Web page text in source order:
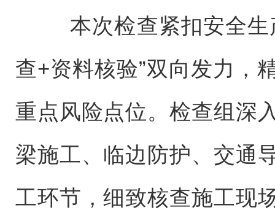
本次检查紧扣安全生
查+资料核验”双向发力，
重点风险点位。检查组深
梁施工、临边防护、交通
工环节，细致核查施工现